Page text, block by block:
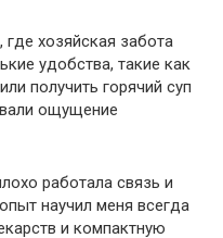
хозяйская забота
удобства, такие как
получить горячий суп
ощущение
работала связь и
научил меня всегда
и компактную